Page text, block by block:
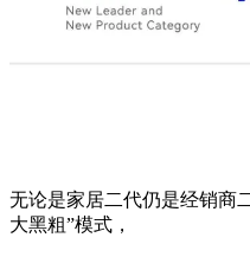
无论是家居二代仍是经销商
大黑粗”模式，